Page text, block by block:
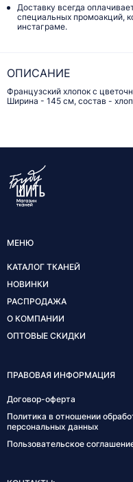
Доставку всегда
специальных промоакций,
инстаграме.
ОПИСАНИЕ
Французский хлопок с
Ширина - 145 см, состав -
МЕНЮ
КАТАЛОГ ТКАНЕЙ
НОВИНКИ
РАСПРОДАЖА
О КОМПАНИИ
ОПТОВЫЕ СКИДКИ
ПРАВОВАЯ ИНФОРМАЦИЯ
Договор-оферта
Политика в отношении
персональных данных
Пользовательское